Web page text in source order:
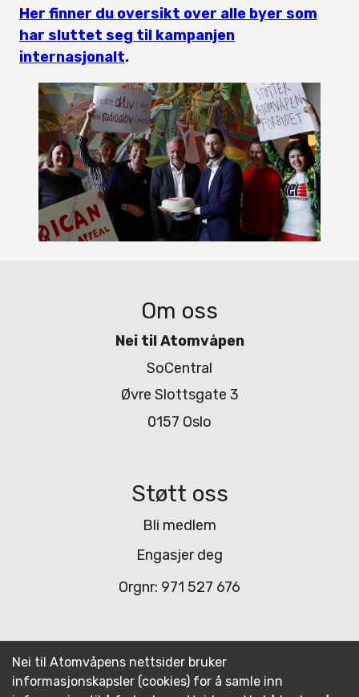
Her finner du oversikt over alle byer som
har sluttet seg til kampanjen
internasjonalt.
Nei til Atomvåpens nettsider bruker
informasjonskapsler (cookies) for å samle inn
Om oss
Nei til Atomvåpen
SoCentral
Øvre Slottsgate 3
0157 Oslo
Støtt oss
Bli medlem
Engasjer deg
Orgnr: 971 527 676
Mer informasjon